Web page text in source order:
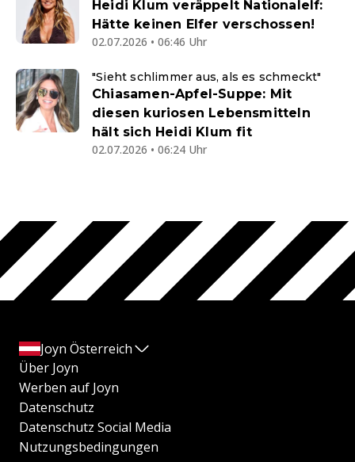
Heidi Klum veräppelt Nationalelf:
Hätte keinen Elfer verschossen!
02.07.2026 • 06:46 Uhr
"Sieht schlimmer aus, als es schmeckt"
Chiasamen-Apfel-Suppe: Mit
diesen kuriosen Lebensmitteln
hält sich Heidi Klum fit
02.07.2026 • 06:24 Uhr
Joyn Österreich
Über Joyn
Werben auf Joyn
Datenschutz
Datenschutz Social Media
Nutzungsbedingungen